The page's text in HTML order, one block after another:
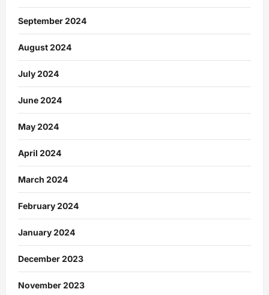
September 2024
August 2024
July 2024
June 2024
May 2024
April 2024
March 2024
February 2024
January 2024
December 2023
November 2023